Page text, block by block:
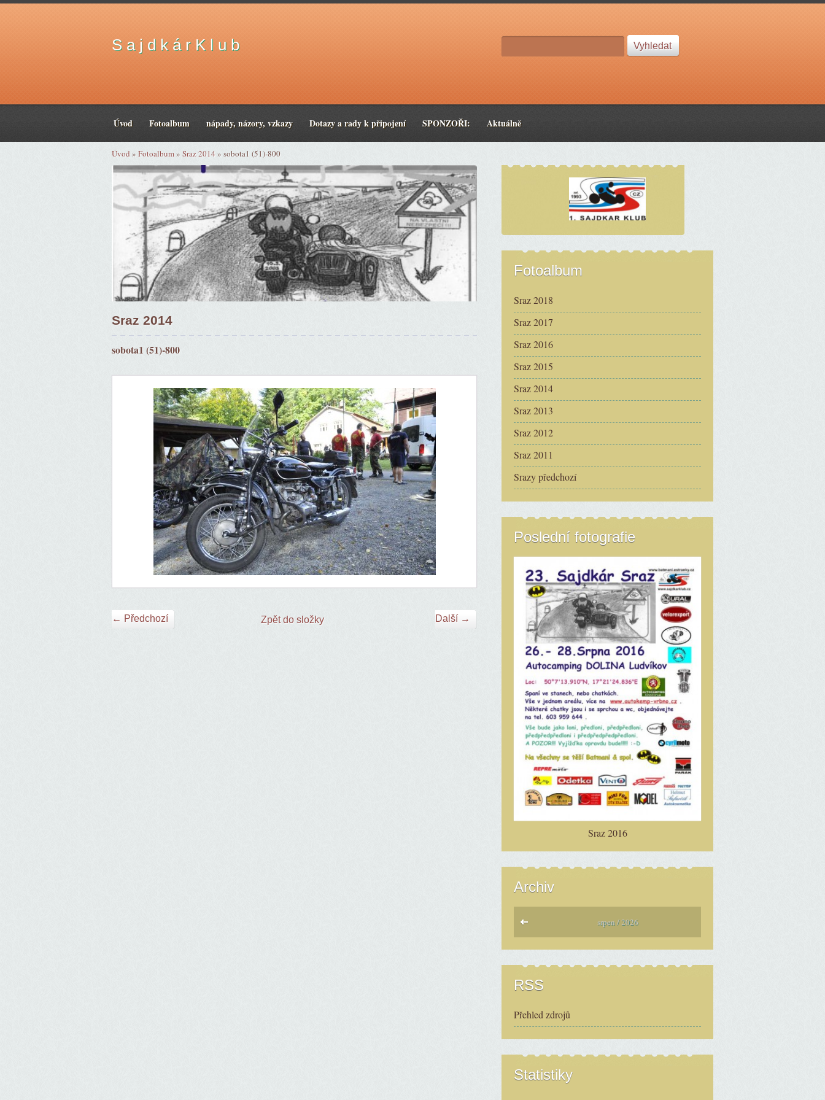
S a j d k á r K l u b
Úvod Fotoalbum nápady, názory, vzkazy Dotazy a rady k připojení SPONZOŘI: Aktuálně
Úvod » Fotoalbum» Sraz 2014» sobota1 (51)-800
Sraz 2014
sobota1 (51)-800
← Předchozí Další →
Zpět do složky
Fotoalbum
Sraz 2018
Sraz 2017
Sraz 2016
Sraz 2015
Sraz 2014
Sraz 2013
Sraz 2012
Sraz 2011
Srazy předchozí
Poslední fotografie
Sraz 2016
Archiv
srpen / 2026
RSS
Přehled zdrojů
Statistiky